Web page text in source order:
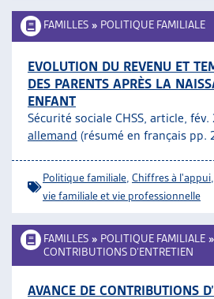
FAMILLES » POLITIQUE FAMILIALE
EVOLUTION DU REVENU ET
DES PARENTS APRÈS LA
ENFANT
Sécurité sociale CHSS, article, fév.
allemand (résumé en français pp.
Politique familiale Chiffres à l'appui
vie familiale et vie professionnelle
FAMILLES » POLITIQUE FAMILIALE »
CONTRIBUTIONS D’ENTRETIEN
AVANCE DE CONTRIBUTIONS